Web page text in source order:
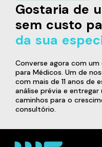
Gostaria de
sem custo
da sua
Converse agora com
para Médicos. Um de
com mais de 11 anos de
análise prévia e
caminhos para o
consultório.